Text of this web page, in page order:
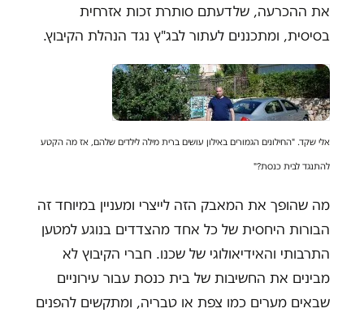
את ההכרעה, שלדעתם סותרת זכות אזרחית
בסיסית, ומתכננים לעתור לבג"ץ נגד הנהלת הקיבוץ.
אלי שקד. "החילונים הגמורים באילון עושים ברית מילה לילדים שלהם, אז מה הקטע
להתנגד לבית כנסת?"
מה שהופך את המאבק הזה לייצרי ומעניין במיוחד זה
הבורות היחסית של כל אחד מהצדדים בנוגע למטען
התרבותי והאידיאולוגי של שכנו. חברי הקיבוץ לא
מבינים את החשיבות של בית כנסת עבור עירוניים
שבאים מערים כמו צפת או טבריה, ומתקשים להפנים